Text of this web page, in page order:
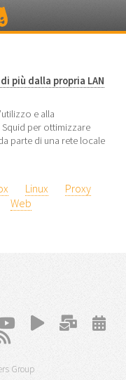
più dalla propria LAN
e alla
per ottimizzare
parte di una rete locale
Linux
Proxy
Web
Group